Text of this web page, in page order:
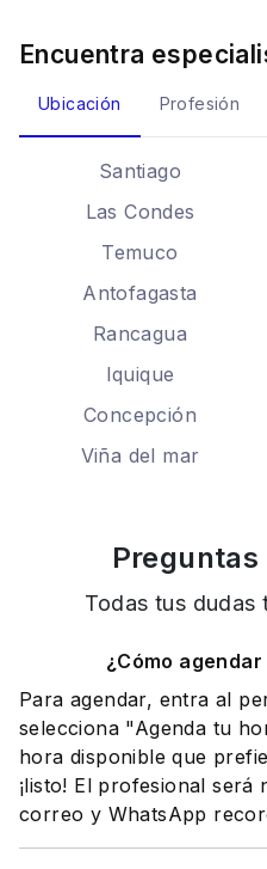
Encuentra
Ubicación Profesión
Santiago
Las Condes
Temuco
Antofagasta
Rancagua
Iquique
Concepción
Viña del mar
Todas tus dudas
¿Cómo
Para agendar, entra al
selecciona "Agenda tu
hora disponible que
¡listo! El profesional será
correo y WhatsApp